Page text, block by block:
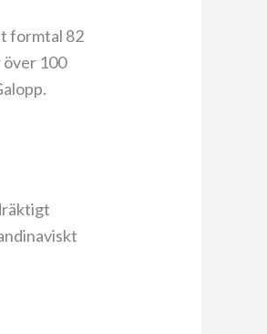
formtal 82
100